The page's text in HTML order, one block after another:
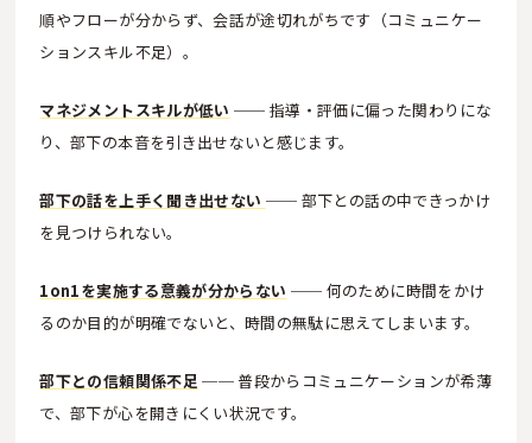
順やフローが分からず、会話が途切れがちです（コミュニケー
ションスキル不足）。
マネジメントスキルが低い ── 指導・評価に偏った関わりにな
り、部下の本音を引き出せないと感じます。
部下の話を上手く聞き出せない ── 部下との話の中できっかけ
を見つけられない。
1on1を実施する意義が分からない ── 何のために時間をかけ
るのか目的が明確でないと、時間の無駄に思えてしまいます。
部下との信頼関係不足 ── 普段からコミュニケーションが希薄
で、部下が心を開きにくい状況です。